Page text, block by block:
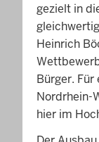
gezielt in
Heinrich
Bürger.
Nordrhein-
hier im